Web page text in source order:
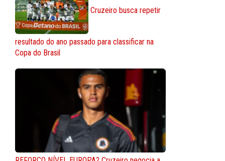
Cruzeiro busca repetir
resultado do ano passado para classificar na
Copa do Brasil